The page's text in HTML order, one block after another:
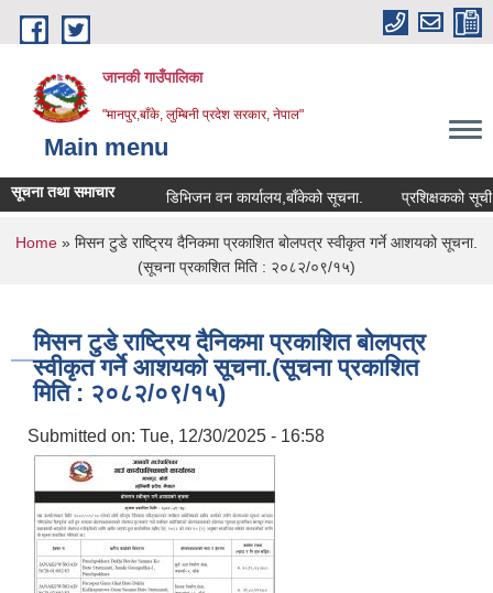
Skip to main content
जानकी गाउँपालिका
"मानपुर,बाँके, लुम्बिनी प्रदेश सरकार, नेपाल"
Main menu
सूचना तथा समाचार डिभिजन वन कार्यालय,बाँकेको सूचना. प्रशिक्षकको सूची दर्ता
You are here
Home » मिसन टुडे राष्ट्रिय दैनिकमा प्रकाशित बोलपत्र स्वीकृत गर्ने आशयको सूचना.
(सूचना प्रकाशित मिति : २०८२/०९/१५)
मिसन टुडे राष्ट्रिय दैनिकमा प्रकाशित बोलपत्र
स्वीकृत गर्ने आशयको सूचना.(सूचना प्रकाशित
मिति : २०८२/०९/१५)
Submitted on: Tue, 12/30/2025 - 16:58